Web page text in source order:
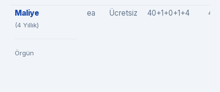
Maliye
(4 Yıllık)
Örgün
ea Ücretsiz 40+1+0+1+4